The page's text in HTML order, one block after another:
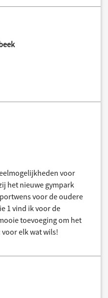
voor
het nieuwe gympark
voor de oudere
1 vind ik voor de
toevoeging om het
elk wat wils!